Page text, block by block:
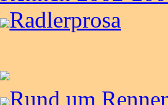
Radlerprosa
Rund um